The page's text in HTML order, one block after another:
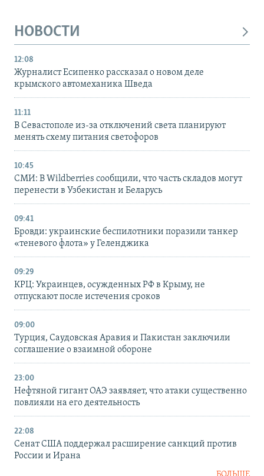
НОВОСТИ
12:08
Журналист Есипенко рассказал о новом деле
крымского автомеханика Шведа
11:11
В Севастополе из-за отключений света планируют
менять схему питания светофоров
10:45
СМИ: В Wildberries сообщили, что часть складов могут
перенести в Узбекистан и Беларусь
09:41
Бровди: украинские беспилотники поразили танкер
«теневого флота» у Геленджика
09:29
КРЦ: Украинцев, осужденных РФ в Крыму, не
отпускают после истечения сроков
09:00
Турция, Саудовская Аравия и Пакистан заключили
соглашение о взаимной обороне
23:00
Нефтяной гигант ОАЭ заявляет, что атаки существенно
повлияли на его деятельность
22:08
Сенат США поддержал расширение санкций против
России и Ирана